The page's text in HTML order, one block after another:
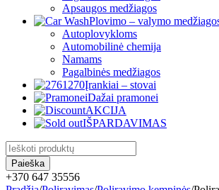
Apsaugos medžiagos
Plovimo – valymo
Autoplovykloms
Automobilinė chemija
Namams
Pagalbinės medžiagos
Įrankiai – stovai
Dažai pramonei
AKCIJA
IŠPARDAVIMAS
+370 647 35556